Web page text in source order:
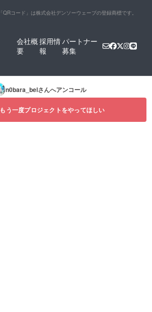
「QRコード」は株式会社デンソーウェーブの登録商標です。
会社概
要
採用情
報
パートナー
募集
n0bara_belさんへアンコール
もう一度プロジェクトをやってほしい